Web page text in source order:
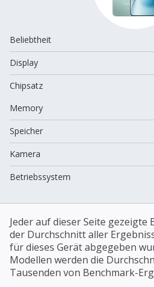
Beliebtheit
Display
Chipsatz
Memory
Speicher
Kamera
Betriebssystem
Jeder auf dieser Seite gezeigte
der Durchschnitt aller
für dieses Gerät abgegeben
Modellen werden die
Tausenden von Benchmark-